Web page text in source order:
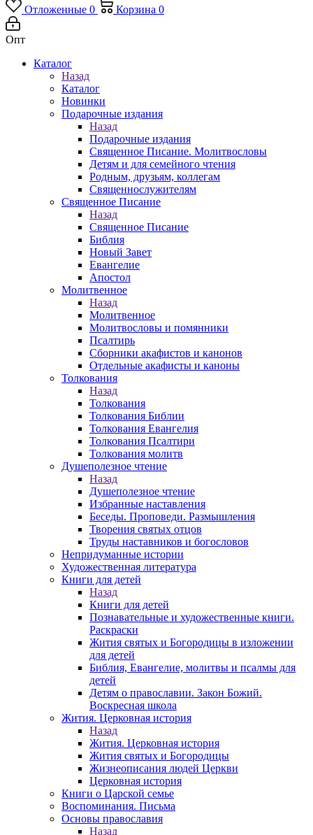
Отложенные 0 Корзина 0
Опт
Каталог
Назад
Каталог
Новинки
Подарочные издания
Назад
Подарочные издания
Священное Писание. Молитвословы
Детям и для семейного чтения
Родным, друзьям, коллегам
Священнослужителям
Священное Писание
Назад
Священное Писание
Библия
Новый Завет
Евангелие
Апостол
Молитвенное
Назад
Молитвенное
Молитвословы и помянники
Псалтирь
Сборники акафистов и канонов
Отдельные акафисты и каноны
Толкования
Назад
Толкования
Толкования Библии
Толкования Евангелия
Толкования Псалтири
Толкования молитв
Душеполезное чтение
Назад
Душеполезное чтение
Избранные наставления
Беседы. Проповеди. Размышления
Творения святых отцов
Труды наставников и богословов
Непридуманные истории
Художественная литература
Книги для детей
Назад
Книги для детей
Познавательные и художественные книги.
Раскраски
Жития святых и Богородицы в изложении
для детей
Библия, Евангелие, молитвы и псалмы для
детей
Детям о православии. Закон Божий.
Воскресная школа
Жития. Церковная история
Назад
Жития. Церковная история
Жития святых и Богородицы
Жизнеописания людей Церкви
Церковная история
Книги о Царской семье
Воспоминания. Письма
Основы православия
Назад